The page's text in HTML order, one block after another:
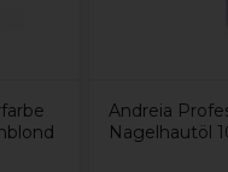
Andreia
Nagelhautöl